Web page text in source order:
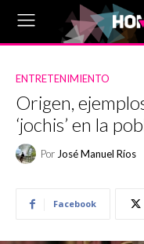
ENTRETENIMIENTO
Origen,
‘jochis’ en la
Por José Manuel Ríos
Facebook